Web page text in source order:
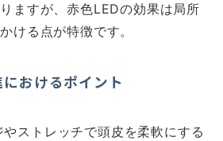
ますが、赤色LEDの効果は局所
ける点が特徴です。
おけるポイント
ストレッチで頭皮を柔軟にする